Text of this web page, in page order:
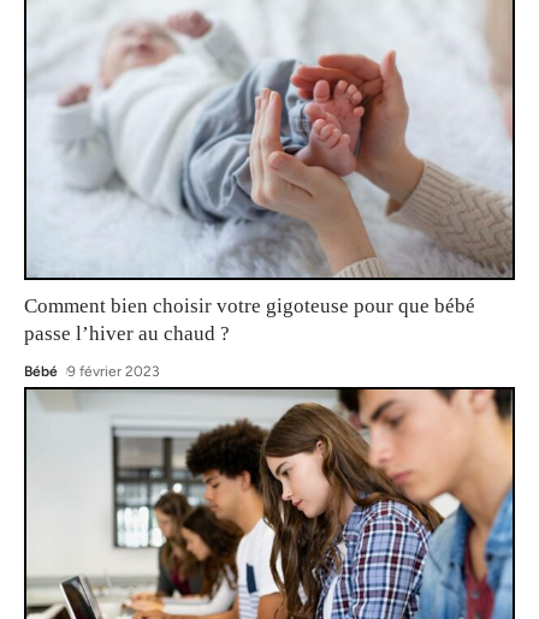
Comment bien choisir votre gigoteuse pour que bébé
passe l’hiver au chaud ?
Bébé 9 février 2023